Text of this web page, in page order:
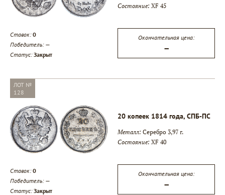
Состояние: XF 45
Ставок:0
Победитель: —
Статус:Закрыт
Окончательная цена:
—
ЛОТ №
128
20 копеек 1814 года, СПБ-ПС
Металл: Серебро 3,97 г.
Состояние: XF 40
Ставок:0
Победитель: —
Статус:Закрыт
Окончательная цена:
—